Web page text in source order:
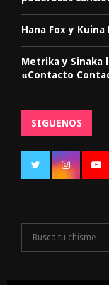
Hana Fox y
Metrika y Sinaka
«Contacto
SIGUENOS